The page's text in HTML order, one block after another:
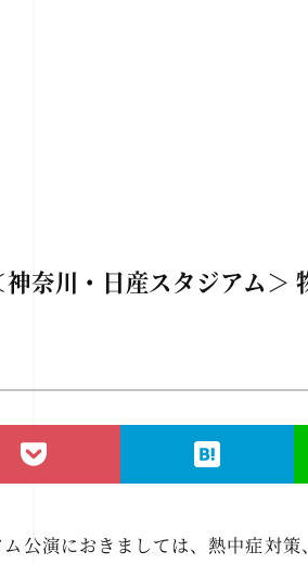
川・日産スタジアム＞
演におきましては、熱中症対策